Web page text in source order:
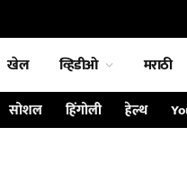
खेल व्हिडीओ मराठी
सोशल हिंगोली हेल्थ